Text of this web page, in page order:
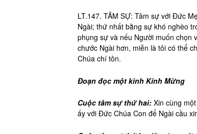
LT.147. TÂM SỰ: Tâm sự với Đức
Ngài; thứ nhất bằng sự khó nghèo
phụng sự và nếu Người muốn chọn
chước Ngài hơn, miễn là tôi có thể
Chúa chí tôn.
Đoạn đọc một kinh Kính Mừng
Cuộc tâm sự thứ hai: Xin cùng
ấy với Đức Chúa Con để Ngài cầu